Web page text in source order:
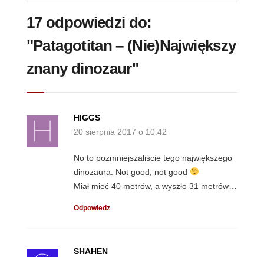
17 odpowiedzi do:
"Patagotitan – (Nie)Największy
znany dinozaur"
HIGGS
20 sierpnia 2017 o 10:42
No to pozmniejszaliście tego największego
dinozaura. Not good, not good
Miał mieć 40 metrów, a wyszło 31 metrów…
Odpowiedz
SHAHEN